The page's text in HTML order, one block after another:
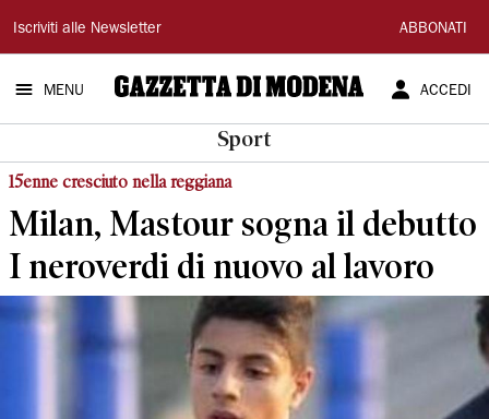
Gazzetta
di
Modena
Iscriviti alle Newsletter ABBONATI
MENU ACCEDI
Sport
15enne cresciuto nella reggiana
Milan, Mastour sogna il debutto
I neroverdi di nuovo al lavoro